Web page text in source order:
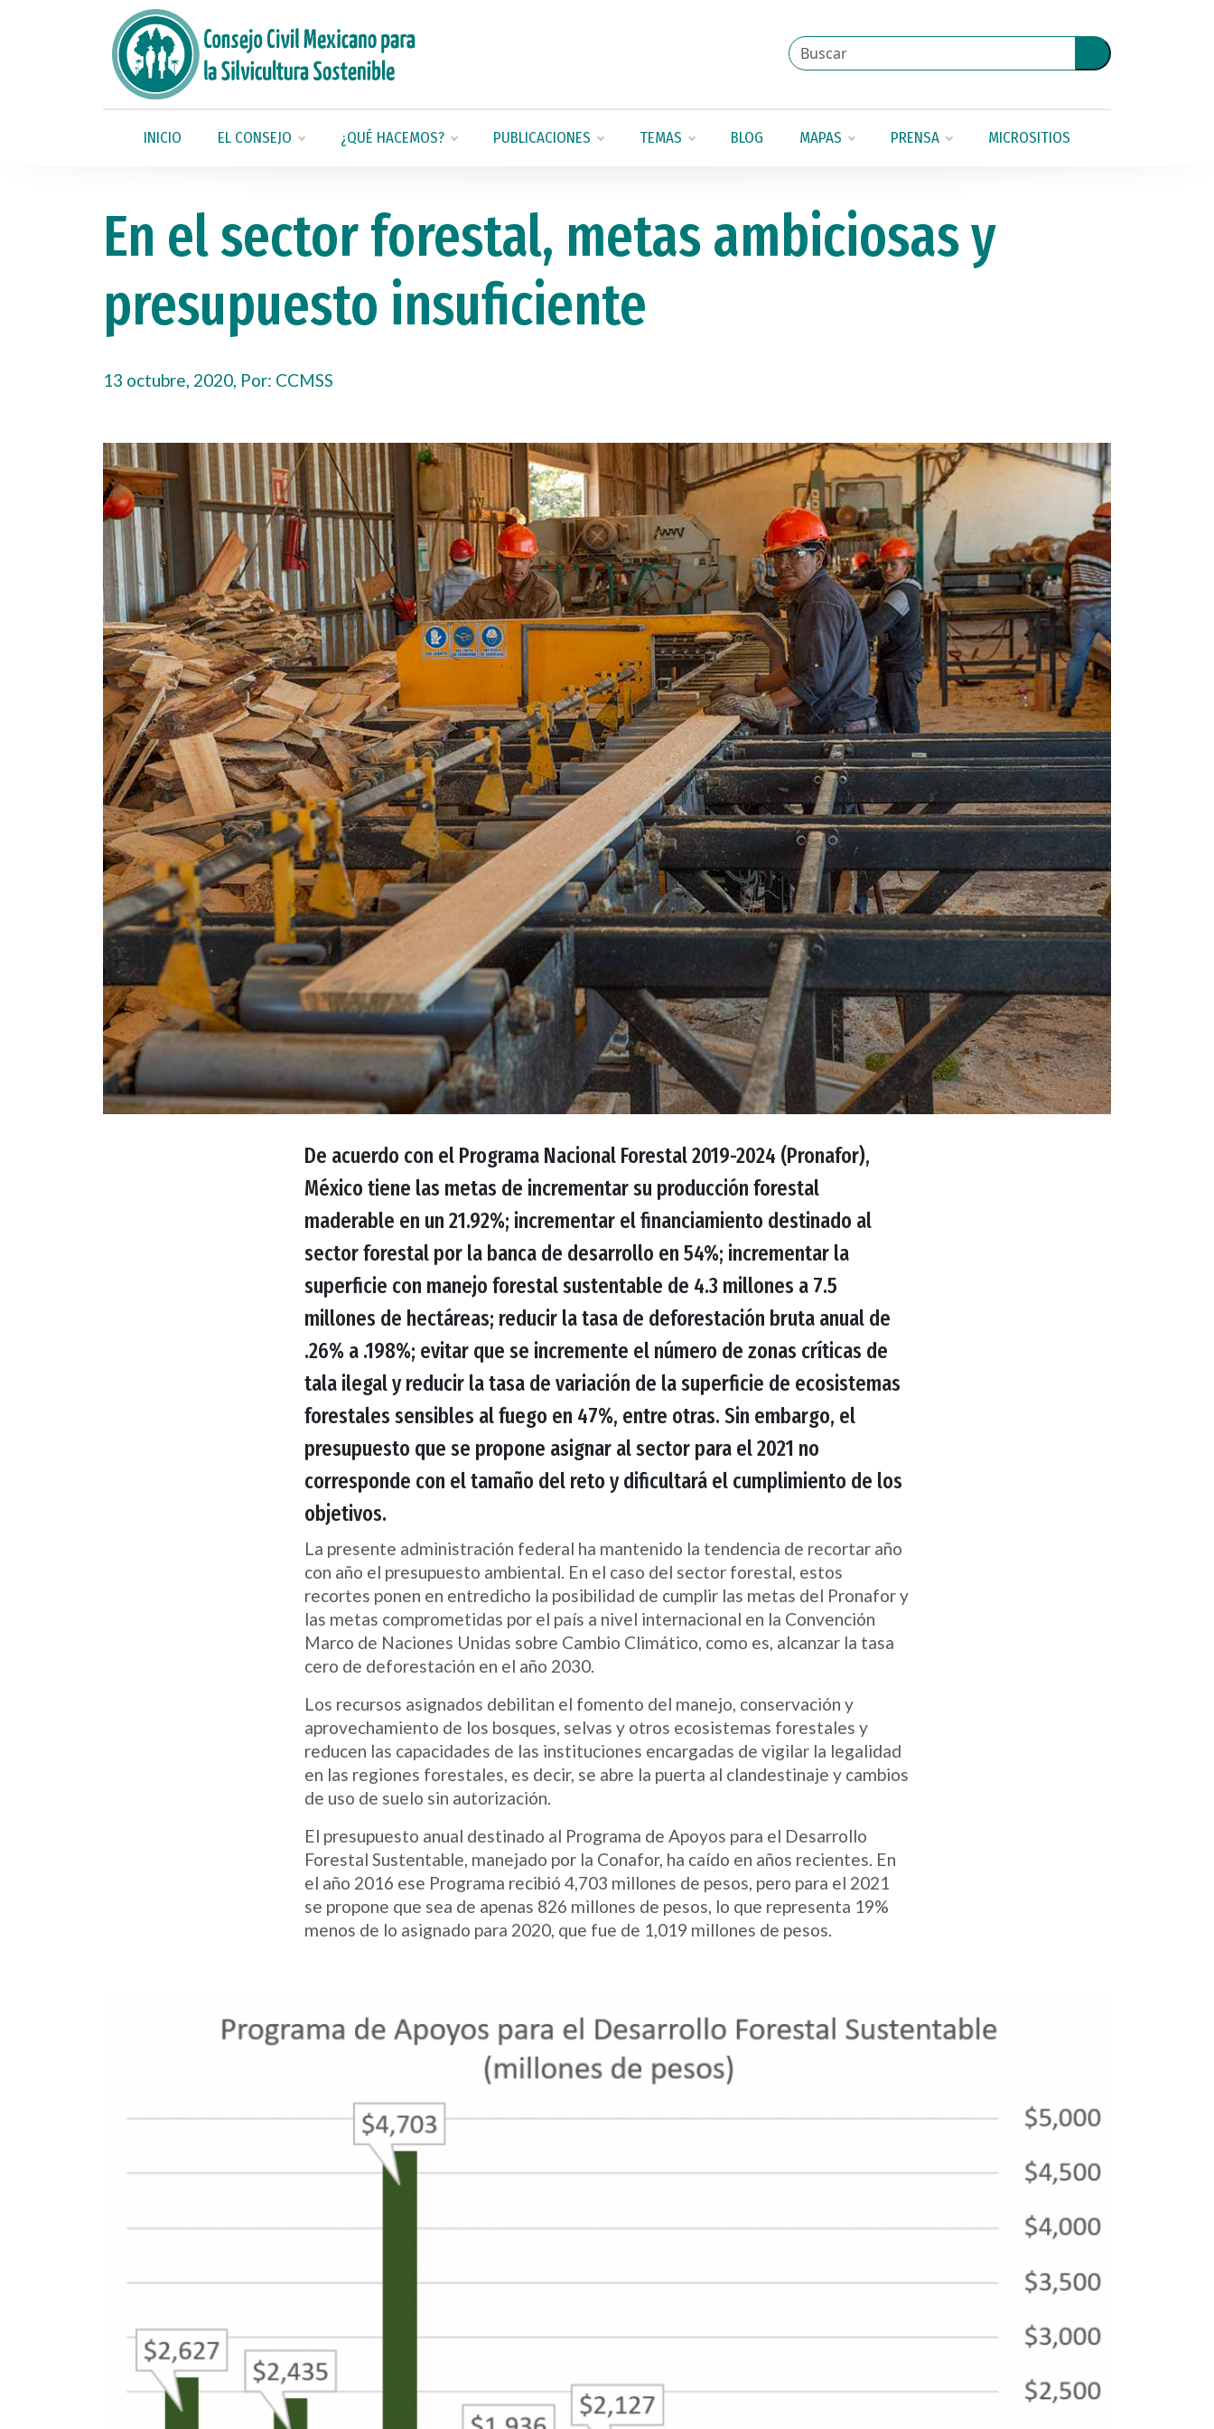
INICIO EL CONSEJO ¿QUÉ HACEMOS? PUBLICACIONES TEMAS BLOG MAPAS PRENSA MICROSITIOS
En el sector forestal, metas ambiciosas y
presupuesto insuficiente
13 octubre, 2020, Por: CCMSS
De acuerdo con el Programa Nacional Forestal 2019-2024 (Pronafor),
México tiene las metas de incrementar su producción forestal
maderable en un 21.92%; incrementar el financiamiento destinado al
sector forestal por la banca de desarrollo en 54%; incrementar la
superficie con manejo forestal sustentable de 4.3 millones a 7.5
millones de hectáreas; reducir la tasa de deforestación bruta anual de
.26% a .198%; evitar que se incremente el número de zonas críticas de
tala ilegal y reducir la tasa de variación de la superficie de ecosistemas
forestales sensibles al fuego en 47%, entre otras. Sin embargo, el
presupuesto que se propone asignar al sector para el 2021 no
corresponde con el tamaño del reto y dificultará el cumplimiento de los
objetivos.
La presente administración federal ha mantenido la tendencia de recortar año
con año el presupuesto ambiental. En el caso del sector forestal, estos
recortes ponen en entredicho la posibilidad de cumplir las metas del Pronafor y
las metas comprometidas por el país a nivel internacional en la Convención
Marco de Naciones Unidas sobre Cambio Climático, como es, alcanzar la tasa
cero de deforestación en el año 2030.
Los recursos asignados debilitan el fomento del manejo, conservación y
aprovechamiento de los bosques, selvas y otros ecosistemas forestales y
reducen las capacidades de las instituciones encargadas de vigilar la legalidad
en las regiones forestales, es decir, se abre la puerta al clandestinaje y cambios
de uso de suelo sin autorización.
El presupuesto anual destinado al Programa de Apoyos para el Desarrollo
Forestal Sustentable, manejado por la Conafor, ha caído en años recientes. En
el año 2016 ese Programa recibió 4,703 millones de pesos, pero para el 2021
se propone que sea de apenas 826 millones de pesos, lo que representa 19%
menos de lo asignado para 2020, que fue de 1,019 millones de pesos.